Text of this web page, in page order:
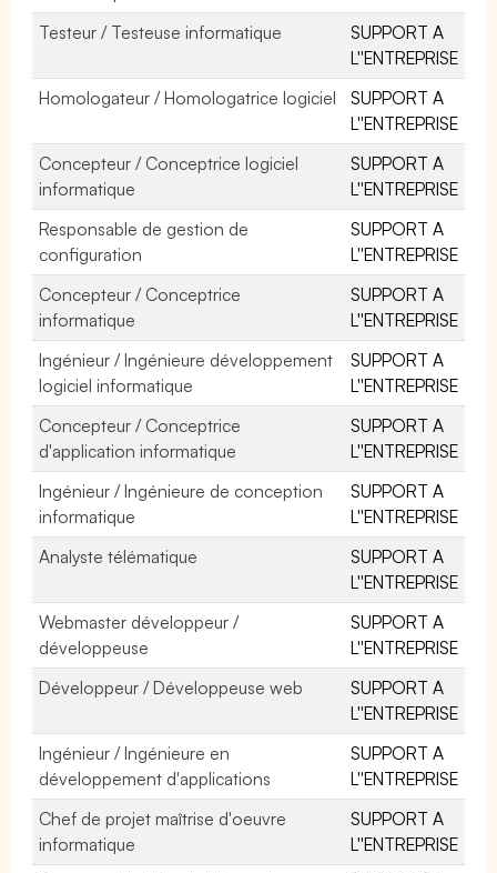
Testeur / Testeuse informatique
SUPPORT A
L''ENTREPRISE
Homologateur / Homologatrice logiciel
SUPPORT A
L''ENTREPRISE
Concepteur / Conceptrice logiciel
informatique
SUPPORT A
L''ENTREPRISE
Responsable de gestion de
configuration
SUPPORT A
L''ENTREPRISE
Concepteur / Conceptrice
informatique
SUPPORT A
L''ENTREPRISE
Ingénieur / Ingénieure développement
logiciel informatique
SUPPORT A
L''ENTREPRISE
Concepteur / Conceptrice
d'application informatique
SUPPORT A
L''ENTREPRISE
Ingénieur / Ingénieure de conception
informatique
SUPPORT A
L''ENTREPRISE
Analyste télématique
SUPPORT A
L''ENTREPRISE
Webmaster développeur /
développeuse
SUPPORT A
L''ENTREPRISE
Développeur / Développeuse web
SUPPORT A
L''ENTREPRISE
Ingénieur / Ingénieure en
développement d'applications
SUPPORT A
L''ENTREPRISE
Chef de projet maîtrise d'oeuvre
informatique
SUPPORT A
L''ENTREPRISE